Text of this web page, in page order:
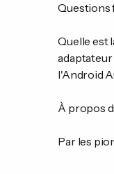
Questions
Quelle est
l'Android
À propos
Par les